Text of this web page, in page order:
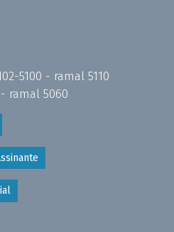
5100 - ramal 5110
- ramal 5060